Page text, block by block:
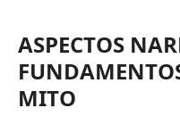
ASPECTOS
MITO